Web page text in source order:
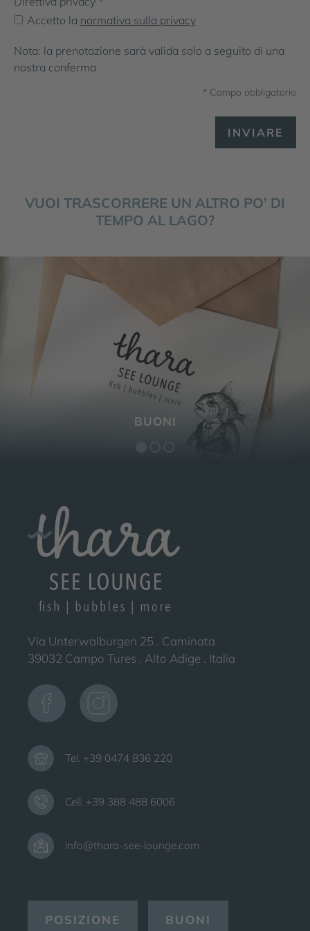
Accetto la normativa sulla privacy
Nota: la prenotazione sarà valida solo a seguito di una
nostra conferma
* Campo obbligatorio
INVIARE
VUOI TRASCORRERE UN ALTRO PO’ DI
TEMPO AL LAGO?
BUONI
LOCATION PER MATRIMONI AL LAGO
COLAZIONE
Via Unterwalburgen 25 . Caminata
39032 Campo Tures . Alto Adige . Italia
Tel. +39 0474 836 220
Cell. +39 388 488 6006
info@thara-see-lounge.com
POSIZIONE BUONI